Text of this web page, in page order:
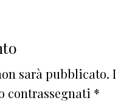
sarà pubblicato. I
contrassegnati *